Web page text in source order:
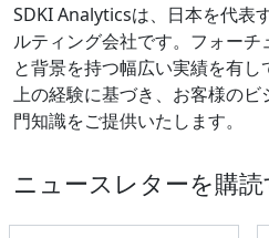
SDKI Analyticsは、日本を代表
ルティング会社です。フォー
と背景を持つ幅広い実績を有
上の経験に基づき、お客様の
門知識をご提供いたします。
ニュースレターを購読